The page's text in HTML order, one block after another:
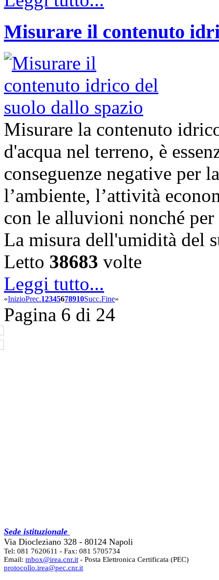
Misurare il contenuto
Misurare la contenuto
d'acqua nel terreno, è
conseguenze negative per
l’ambiente, l’attività
con le alluvioni nonché
La misura dell'umidità del
Letto 38683 volte
Leggi tutto...
«InizioPrec.12345678910Succ.Fine»
Pagina 6 di 24
Sede istituzionale
Via Diocleziano 328 - 80124 Napoli
Tel: 081 7620611 - Fax: 081 5705734
Email: mbox@irea.cnr.it - Posta Elettronica Certificata (PEC)
protocollo.irea@pec.cnr.it